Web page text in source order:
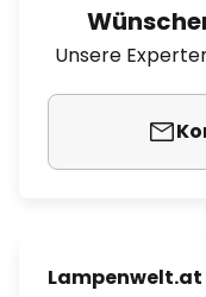
Unsere
Lampenwelt.at